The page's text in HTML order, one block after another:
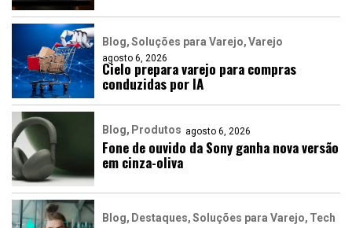
Blog Soluções para Varejo Varejo
agosto 6, 2026
Cielo prepara varejo para compras
conduzidas por IA
Blog Produtos agosto 6, 2026
Fone de ouvido da Sony ganha nova versão
em cinza-oliva
Blog Destaques Soluções para Varejo Tech